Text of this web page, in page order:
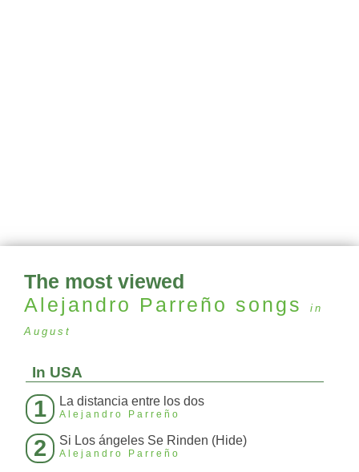
The most viewed
Alejandro Parreño songs
in
August
In USA
1 La distancia entre los dos
Alejandro Parreño
2 Si Los ángeles Se Rinden (Hide)
Alejandro Parreño